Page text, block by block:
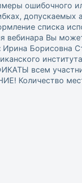
ошибочного
допускаемых
списка
вебинара Вы
Ирина Борисовна
всем
Количество